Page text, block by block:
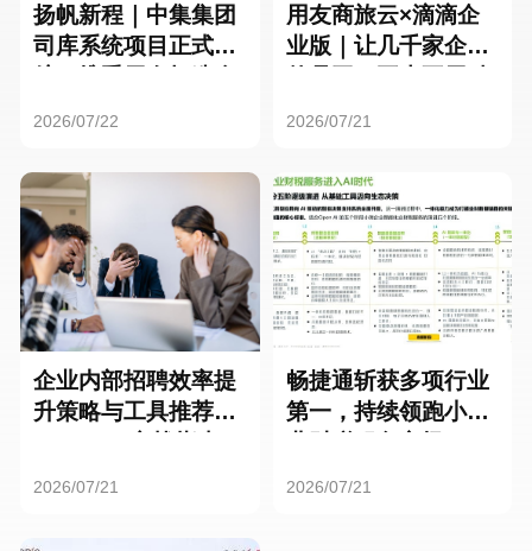
扬帆新程｜中集集团
司库系统项目正式启
2026/07/22
用友商旅云×滴滴企
业版｜让几千家企业
2026/07/21
企业内部招聘效率提
升策略与工具推荐：
2026/07/21
畅捷通斩获多项行业
第一，持续领跑小微
2026/07/21